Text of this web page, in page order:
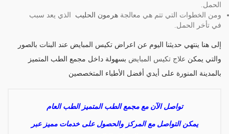
الحمل.
ومن الخطوات التي تتم هي معالجة هرمون الحليب
الذي يعد سبب
في تأخر الحمل.
إلى هنا ينتهي حديثنا اليوم عن اعراض تكيس المبايض عند البنات بالصور
والتي يمكن علاج تكيس المبايض بسهولة داخل مجمع الطب المتميز
بالمدينة المنورة على أيدي أفضل الأطباء المتخصصين
تواصل الآن مع مجمع الطب المتميز الطب العام
يمكن التواصل مع المركز والحصول على خدمات مميز عبر